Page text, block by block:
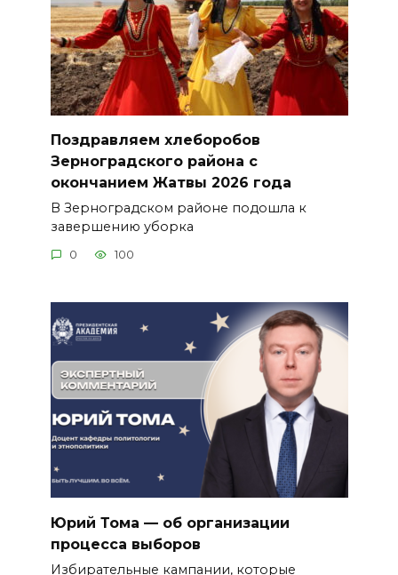
Поздравляем хлеборобов
Зерноградского района с
окончанием Жатвы 2026 года
В Зерноградском районе подошла к
завершению уборка
0 100
Юрий Тома — об организации
процесса выборов
Избирательные кампании, которые